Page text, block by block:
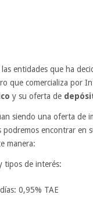
entidades que ha
que comercializa por
y su oferta de
siendo una oferta de
podremos encontrar en
manera:
tipos de interés:
0,95% TAE